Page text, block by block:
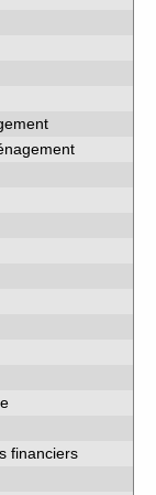
financiers